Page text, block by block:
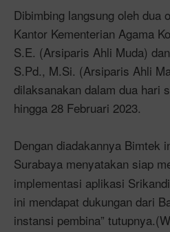
Dibimbing langsung oleh dua
Kantor Kementerian Agama
S.E. (Arsiparis Ahli Muda)
S.Pd., M.Si. (Arsiparis Ahli
dilaksanakan dalam dua hari
hingga 28 Februari 2023.
Dengan diadakannya Bimtek
Surabaya menyatakan siap
implementasi aplikasi
ini mendapat dukungan dari
instansi pembina”